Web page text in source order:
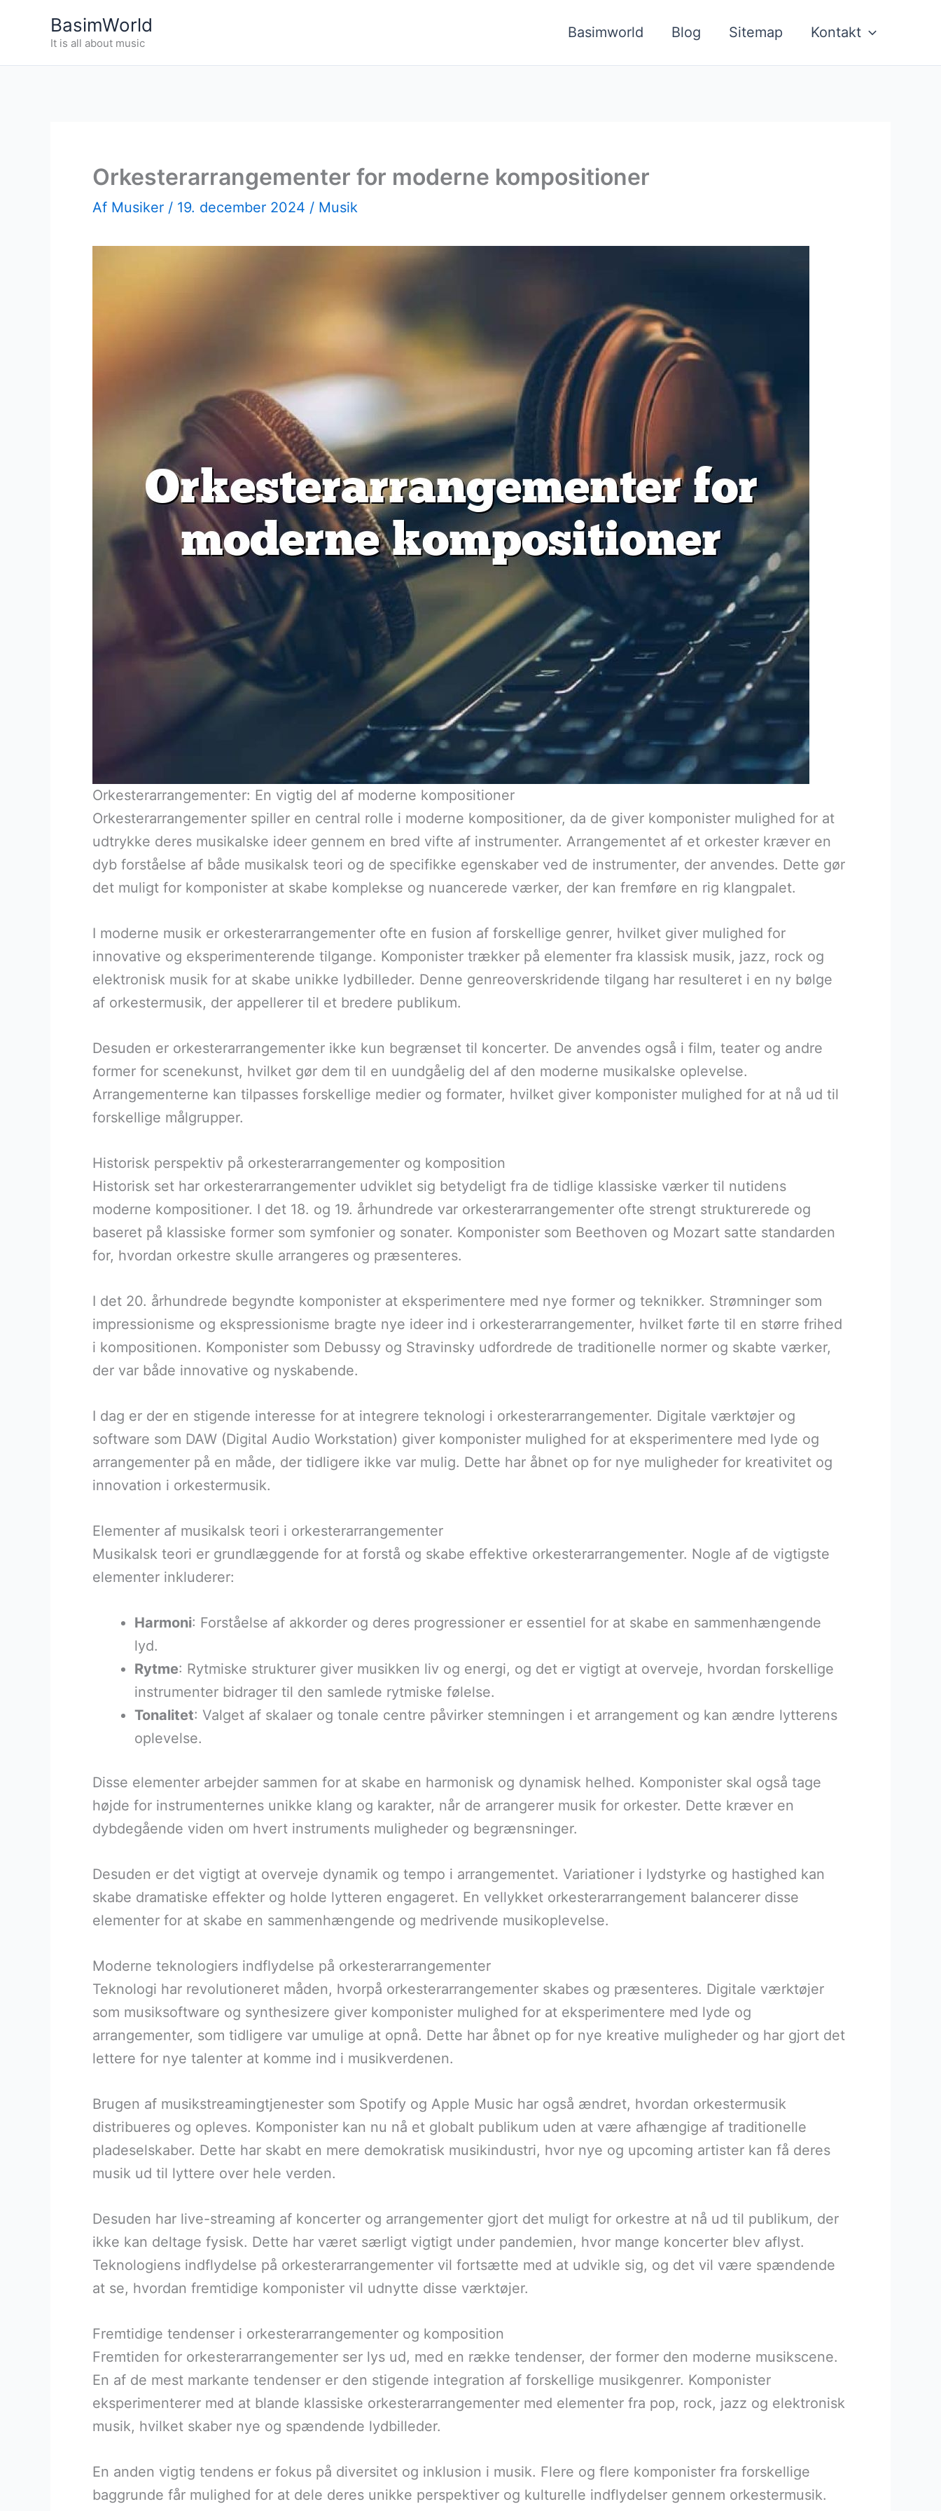
BasimWorld
It is all about music
Basimworld Blog Sitemap Kontakt
Orkesterarrangementer for moderne kompositioner
Af Musiker / 19. december 2024 / Musik
Orkesterarrangementer: En vigtig del af moderne kompositioner
Orkesterarrangementer spiller en central rolle i moderne kompositioner, da de giver komponister mulighed for at
udtrykke deres musikalske ideer gennem en bred vifte af instrumenter. Arrangementet af et orkester kræver en
dyb forståelse af både musikalsk teori og de specifikke egenskaber ved de instrumenter, der anvendes. Dette gør
det muligt for komponister at skabe komplekse og nuancerede værker, der kan fremføre en rig klangpalet.
I moderne musik er orkesterarrangementer ofte en fusion af forskellige genrer, hvilket giver mulighed for
innovative og eksperimenterende tilgange. Komponister trækker på elementer fra klassisk musik, jazz, rock og
elektronisk musik for at skabe unikke lydbilleder. Denne genreoverskridende tilgang har resulteret i en ny bølge
af orkestermusik, der appellerer til et bredere publikum.
Desuden er orkesterarrangementer ikke kun begrænset til koncerter. De anvendes også i film, teater og andre
former for scenekunst, hvilket gør dem til en uundgåelig del af den moderne musikalske oplevelse.
Arrangementerne kan tilpasses forskellige medier og formater, hvilket giver komponister mulighed for at nå ud til
forskellige målgrupper.
Historisk perspektiv på orkesterarrangementer og komposition
Historisk set har orkesterarrangementer udviklet sig betydeligt fra de tidlige klassiske værker til nutidens
moderne kompositioner. I det 18. og 19. århundrede var orkesterarrangementer ofte strengt strukturerede og
baseret på klassiske former som symfonier og sonater. Komponister som Beethoven og Mozart satte standarden
for, hvordan orkestre skulle arrangeres og præsenteres.
I det 20. århundrede begyndte komponister at eksperimentere med nye former og teknikker. Strømninger som
impressionisme og ekspressionisme bragte nye ideer ind i orkesterarrangementer, hvilket førte til en større frihed
i kompositionen. Komponister som Debussy og Stravinsky udfordrede de traditionelle normer og skabte værker,
der var både innovative og nyskabende.
I dag er der en stigende interesse for at integrere teknologi i orkesterarrangementer. Digitale værktøjer og
software som DAW (Digital Audio Workstation) giver komponister mulighed for at eksperimentere med lyde og
arrangementer på en måde, der tidligere ikke var mulig. Dette har åbnet op for nye muligheder for kreativitet og
innovation i orkestermusik.
Elementer af musikalsk teori i orkesterarrangementer
Musikalsk teori er grundlæggende for at forstå og skabe effektive orkesterarrangementer. Nogle af de vigtigste
elementer inkluderer:
Harmoni: Forståelse af akkorder og deres progressioner er essentiel for at skabe en sammenhængende
lyd.
Rytme: Rytmiske strukturer giver musikken liv og energi, og det er vigtigt at overveje, hvordan forskellige
instrumenter bidrager til den samlede rytmiske følelse.
Tonalitet: Valget af skalaer og tonale centre påvirker stemningen i et arrangement og kan ændre lytterens
oplevelse.
Disse elementer arbejder sammen for at skabe en harmonisk og dynamisk helhed. Komponister skal også tage
højde for instrumenternes unikke klang og karakter, når de arrangerer musik for orkester. Dette kræver en
dybdegående viden om hvert instruments muligheder og begrænsninger.
Desuden er det vigtigt at overveje dynamik og tempo i arrangementet. Variationer i lydstyrke og hastighed kan
skabe dramatiske effekter og holde lytteren engageret. En vellykket orkesterarrangement balancerer disse
elementer for at skabe en sammenhængende og medrivende musikoplevelse.
Moderne teknologiers indflydelse på orkesterarrangementer
Teknologi har revolutioneret måden, hvorpå orkesterarrangementer skabes og præsenteres. Digitale værktøjer
som musiksoftware og synthesizere giver komponister mulighed for at eksperimentere med lyde og
arrangementer, som tidligere var umulige at opnå. Dette har åbnet op for nye kreative muligheder og har gjort det
lettere for nye talenter at komme ind i musikverdenen.
Brugen af musikstreamingtjenester som Spotify og Apple Music har også ændret, hvordan orkestermusik
distribueres og opleves. Komponister kan nu nå et globalt publikum uden at være afhængige af traditionelle
pladeselskaber. Dette har skabt en mere demokratisk musikindustri, hvor nye og upcoming artister kan få deres
musik ud til lyttere over hele verden.
Desuden har live-streaming af koncerter og arrangementer gjort det muligt for orkestre at nå ud til publikum, der
ikke kan deltage fysisk. Dette har været særligt vigtigt under pandemien, hvor mange koncerter blev aflyst.
Teknologiens indflydelse på orkesterarrangementer vil fortsætte med at udvikle sig, og det vil være spændende
at se, hvordan fremtidige komponister vil udnytte disse værktøjer.
Fremtidige tendenser i orkesterarrangementer og komposition
Fremtiden for orkesterarrangementer ser lys ud, med en række tendenser, der former den moderne musikscene.
En af de mest markante tendenser er den stigende integration af forskellige musikgenrer. Komponister
eksperimenterer med at blande klassiske orkesterarrangementer med elementer fra pop, rock, jazz og elektronisk
musik, hvilket skaber nye og spændende lydbilleder.
En anden vigtig tendens er fokus på diversitet og inklusion i musik. Flere og flere komponister fra forskellige
baggrunde får mulighed for at dele deres unikke perspektiver og kulturelle indflydelser gennem orkestermusik.